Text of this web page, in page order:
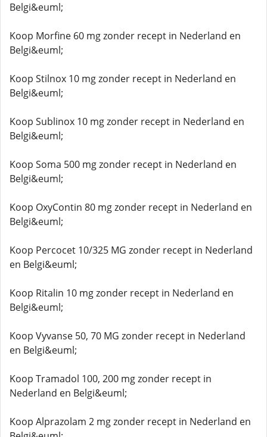
Belgi&euml;
Koop Morfine 60 mg zonder recept in Nederland en
Belgi&euml;
Koop Stilnox 10 mg zonder recept in Nederland en
Belgi&euml;
Koop Sublinox 10 mg zonder recept in Nederland en
Belgi&euml;
Koop Soma 500 mg zonder recept in Nederland en
Belgi&euml;
Koop OxyContin 80 mg zonder recept in Nederland en
Belgi&euml;
Koop Percocet 10/325 MG zonder recept in Nederland
en Belgi&euml;
Koop Ritalin 10 mg zonder recept in Nederland en
Belgi&euml;
Koop Vyvanse 50, 70 MG zonder recept in Nederland
en Belgi&euml;
Koop Tramadol 100, 200 mg zonder recept in
Nederland en Belgi&euml;
Koop Alprazolam 2 mg zonder recept in Nederland en